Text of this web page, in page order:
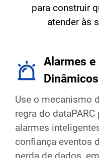
para construir
atender às
Alarmes
Dinâmicos
Use o mecanismo
regra do
alarmes
confiança eventos